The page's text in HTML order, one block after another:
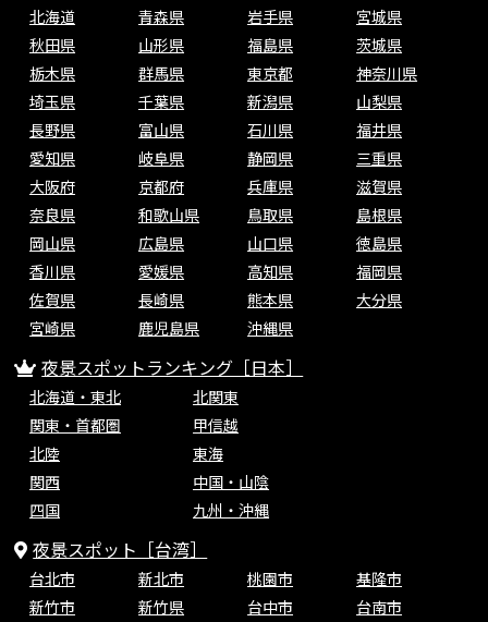
北海道 青森県 岩手県
宮城県
秋田県
山形県 福島県
茨城県
栃木県
群馬県 東京都
神奈川県
埼玉県
千葉県 新潟県
山梨県
長野県
富山県 石川県
福井県
愛知県
岐阜県 静岡県
三重県
大阪府
京都府 兵庫県
滋賀県
奈良県
和歌山県 鳥取県
島根県
岡山県
広島県 山口県
徳島県
香川県
愛媛県 高知県
福岡県
佐賀県
長崎県 熊本県
大分県
宮崎県
鹿児島県 沖縄県
夜景スポットランキング［日本］
北海道・東北
北関東
関東・首都圏
甲信越
北陸
東海
関西
中国・山陰
四国
九州・沖縄
夜景スポット［台湾］
台北市 新北市 桃園市
基隆市
新竹市
新竹県 台中市
台南市